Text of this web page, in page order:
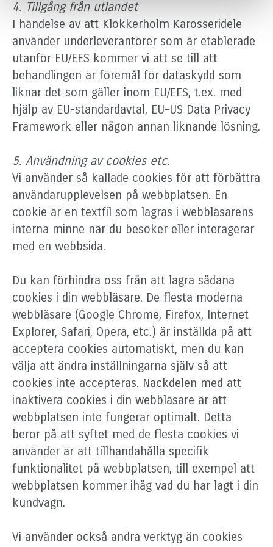
4. Tillgång från utlandet
I händelse av att Klokkerholm Karosseridele
använder underleverantörer som är etablerade
utanför EU/EES kommer vi att se till att
behandlingen är föremål för dataskydd som
liknar det som gäller inom EU/EES, t.ex. med
hjälp av EU-standardavtal, EU–US Data Privacy
Framework eller någon annan liknande lösning.
5. Användning av cookies etc.
Vi använder så kallade cookies för att förbättra
användarupplevelsen på webbplatsen. En
cookie är en textfil som lagras i webbläsarens
interna minne när du besöker eller interagerar
med en webbsida.
Du kan förhindra oss från att lagra sådana
cookies i din webbläsare. De flesta moderna
webbläsare (Google Chrome, Firefox, Internet
Explorer, Safari, Opera, etc.) är inställda på att
acceptera cookies automatiskt, men du kan
välja att ändra inställningarna själv så att
cookies inte accepteras. Nackdelen med att
inaktivera cookies i din webbläsare är att
webbplatsen inte fungerar optimalt. Detta
beror på att syftet med de flesta cookies vi
använder är att tillhandahålla specifik
funktionalitet på webbplatsen, till exempel att
webbplatsen kommer ihåg vad du har lagt i din
kundvagn.
Vi använder också andra verktyg än cookies